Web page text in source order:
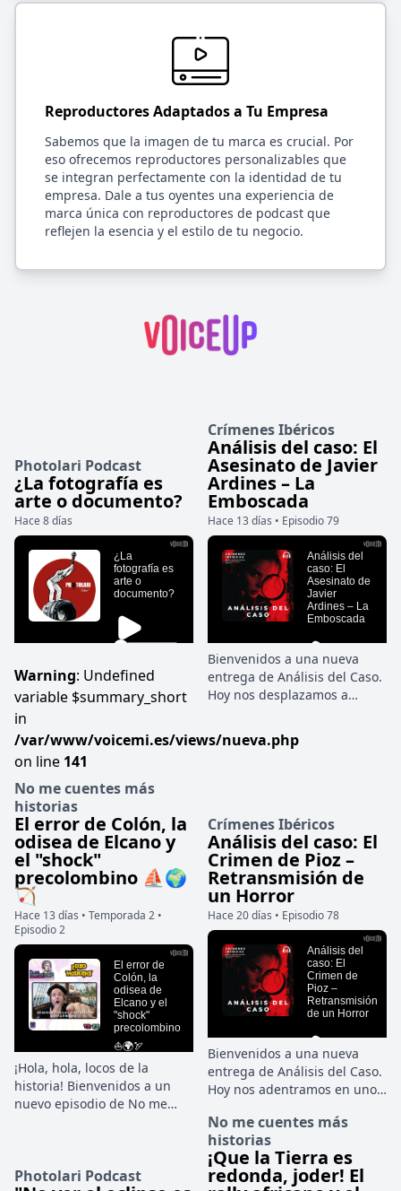
Reproductores Adaptados a Tu Empresa
Sabemos que la imagen de tu marca es crucial. Por
eso ofrecemos reproductores personalizables que
se integran perfectamente con la identidad de tu
empresa. Dale a tus oyentes una experiencia de
marca única con reproductores de podcast que
reflejen la esencia y el estilo de tu negocio.
Photolari Podcast
¿La fotografía es
arte o documento?
Hace 8 días
Warning: Undefined
variable $summary_short
in
/var/www/voicemi.es/views/nueva.php
on line 141
Crímenes Ibéricos
Análisis del caso: El
Asesinato de Javier
Ardines – La
Emboscada
Hace 13 días • Episodio 79
Bienvenidos a una nueva
entrega de Análisis del Caso.
Hoy nos desplazamos a
crimen que inicialmente saltó
a los titulares por
frío plan de celos, venganza y
sicariato: el asesinato del
concejal Javier Ardines.
No me cuentes más
historias
El error de Colón, la
odisea de Elcano y
el "shock"
precolombino ⛵🌍
🏹
Hace 13 días • Temporada 2 •
Episodio 2
¡Hola, hola, locos de la
historia! Bienvenidos a un
nuevo episodio de No me
reina absoluta de la ruta
Crímenes Ibéricos
Análisis del caso: El
Crimen de Pioz –
Retransmisión de
un Horror
Hace 20 días • Episodio 78
Bienvenidos a una nueva
entrega de Análisis del Caso.
Hoy nos adentramos en uno
macabros y perturbadores de
la historia criminal española
reciente: el cuádruple
asesinato de Pioz, en
Photolari Podcast
No me cuentes más
historias
¡Que la Tierra es
redonda, joder! El